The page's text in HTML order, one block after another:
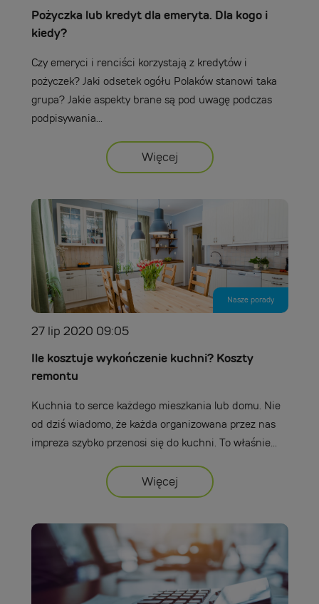
Pożyczka lub kredyt dla emeryta. Dla kogo i
kiedy?
Czy emeryci i renciści korzystają z kredytów i
pożyczek? Jaki odsetek ogółu Polaków stanowi taka
grupa? Jakie aspekty brane są pod uwagę podczas
podpisywania...
Więcej
Nasze porady
27 lip 2020 09:05
Ile kosztuje wykończenie kuchni? Koszty
remontu
Kuchnia to serce każdego mieszkania lub domu. Nie
od dziś wiadomo, że każda organizowana przez nas
impreza szybko przenosi się do kuchni. To właśnie...
Więcej